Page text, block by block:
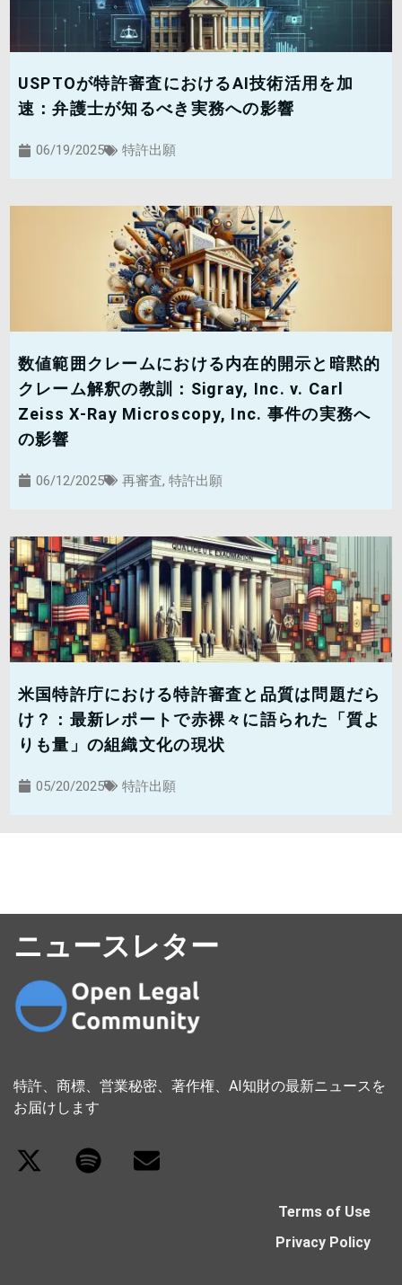
USPTOが特許審査におけるAI技術活用を加
速：弁護士が知るべき実務への影響
06/19/2025 特許出願
数値範囲クレームにおける内在的開示と暗黙的
クレーム解釈の教訓：Sigray, Inc. v. Carl
Zeiss X-Ray Microscopy, Inc. 事件の実務へ
の影響
06/12/2025 再審査, 特許出願
米国特許庁における特許審査と品質は問題だら
け？：最新レポートで赤裸々に語られた「質よ
りも量」の組織文化の現状
05/20/2025 特許出願
ニュースレター
特許、商標、営業秘密、著作権、AI知財の最新ニュースを
お届けします
Terms of Use
Privacy Policy